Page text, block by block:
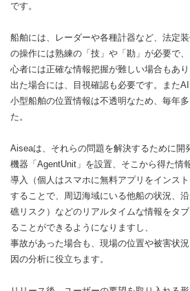
です。
船舶には、レーダーや各種計器など、法定
の操作には熟練の「技」や「勘」が必要で
心者には正確な情報把握が難しい場合もあ
出た場合には、目視確認も必要です。また
小型船舶の位置情報は不透明なため、毎年
た。
Aiseaは、それらの問題を解決するために開
機器「AgentUnit」を設置、そこから得た情
導入（個人はスマホに無料アプリをインス
することで、周辺海域にいる他船の状況、
礁リスク）などのリアルタイムな情報をタ
ることができるようになりますし、
事故があった場合も、現場の位置や被害状
因の分析に役立ちます。